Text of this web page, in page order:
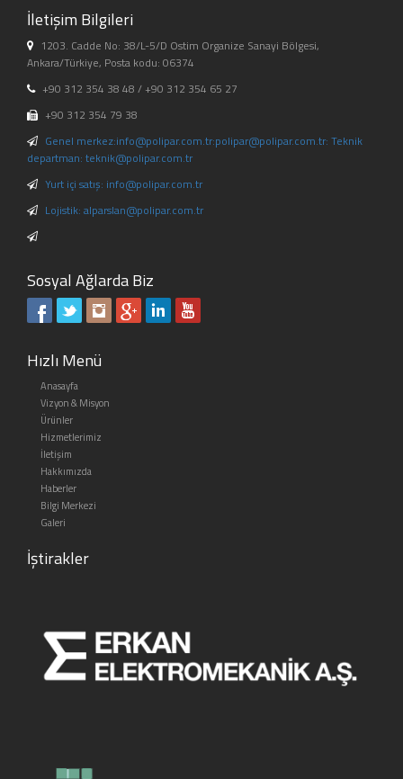
İletişim Bilgileri
1203. Cadde No: 38/L-5/D Ostim Organize Sanayi Bölgesi,
Ankara/Türkiye, Posta kodu: 06374
+90 312 354 38 48 / +90 312 354 65 27
+90 312 354 79 38
Genel merkez:info@polipar.com.tr:polipar@polipar.com.tr: Teknik
departman: teknik@polipar.com.tr
Yurt içi satış: info@polipar.com.tr
Lojistik: alparslan@polipar.com.tr
Sosyal Ağlarda Biz
Hızlı Menü
Anasayfa
Vizyon & Misyon
Ürünler
Hizmetlerimiz
İletişim
Hakkımızda
Haberler
Bilgi Merkezi
Galeri
İştirakler